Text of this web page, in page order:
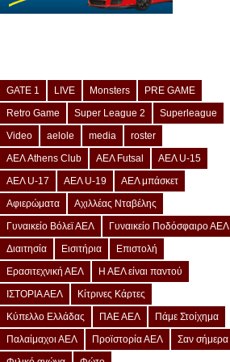
GATE 1 LIVE Monsters
PRE GAME
Retro Game
Super League 2
Superleague
Video
aelole media
roster
ΑΕΛ Athens Club
ΑΕΛ Futsal
ΑΕΛ U-15
ΑΕΛ U-17
ΑΕΛ U-19
ΑΕΛ μπάσκετ
Αφιερώματα
Αχιλλέας Νταβέλης
Γυναικείο Βόλεϊ ΑΕΛ
Γυναικείο Ποδόσφαιρο ΑΕΛ
Διαιτησία
Εισιτήρια
Επιστολή
Ερασιτεχνική ΑΕΛ
Η ΑΕΛ είναι παντού
ΙΣΤΟΡΙΑ ΑΕΛ
Κίτρινες Κάρτες
Κύπελλο Ελλάδας
ΠΑΕ ΑΕΛ
Πάμε Στοίχημα
Παλαίμαχοι ΑΕΛ
Προϊστορία ΑΕΛ
Σαν σήμερα